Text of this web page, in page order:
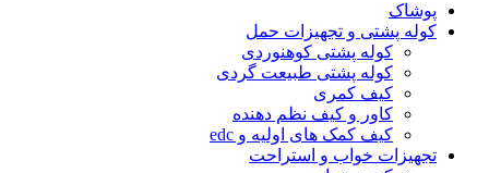
پوشاک
کوله پشتی و تجهیزات حمل
کوله پشتی کوهنوردی
کوله پشتی طبیعت گردی
کیف کمری
کاور و کیف نظم دهنده
کیف کمک های اولیه و edc
تجهیزات خواب و استراحت